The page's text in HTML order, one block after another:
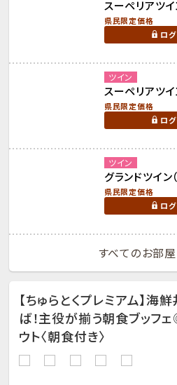
スーペリアツイ
県民限定価格
ロ
ツイン
スーペリアツイ
県民限定価格
ロ
ツイン
グランドツイン
県民限定価格
ロ
すべてのお部
【ちゅらとくプレミアム】海
ば！主役が揃う朝食ブッフ
ウト〈朝食付き〉